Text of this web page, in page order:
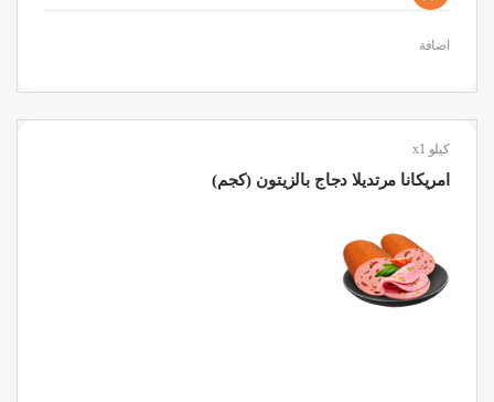
اضافة
كيلو x1
امريكانا مرتديلا دجاج بالزيتون (كجم)